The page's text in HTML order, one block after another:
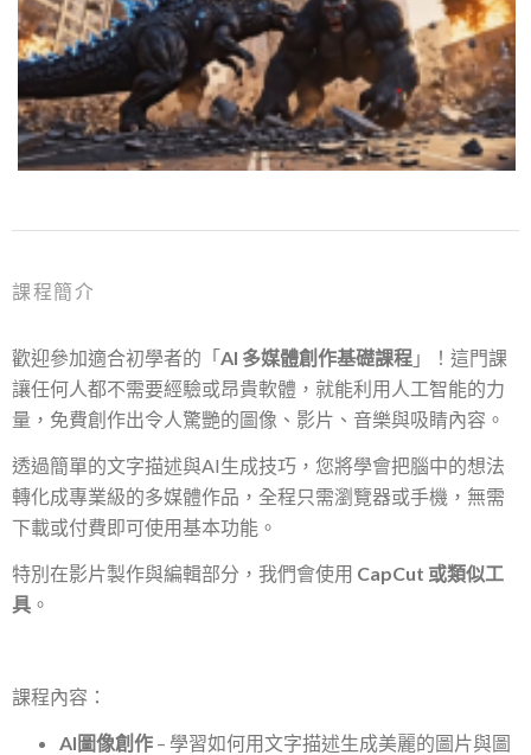
課程簡介
歡迎參加適合初學者的「AI 多媒體創作基礎課程 」！這門課
讓任何人都不需要經驗或昂貴軟體，就能利用人工智能的力
量，免費創作出令人驚艷的圖像、影片、音樂與吸睛內容。
透過簡單的文字描述與AI生成技巧，您將學會把腦中的想法
轉化成專業級的多媒體作品，全程只需瀏覽器或手機，無需
下載或付費即可使用基本功能。
特別在影片製作與編輯部分，我們會使用 CapCut 或類似工
具 。
課程內容：
AI圖像創作 – 學習如何用文字描述生成美麗的圖片與圖